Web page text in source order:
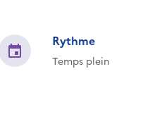
Rythme
Temps plein